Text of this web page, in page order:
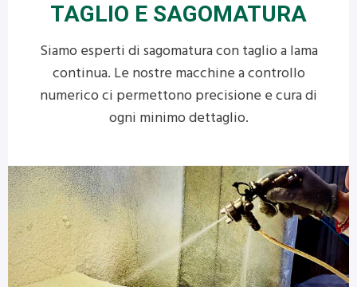
TAGLIO E SAGOMATURA
Siamo esperti di sagomatura con taglio a lama
continua. Le nostre macchine a controllo
numerico ci permettono precisione e cura di
ogni minimo dettaglio.